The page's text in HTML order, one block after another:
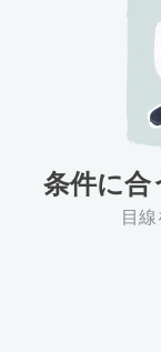
条件に合
目